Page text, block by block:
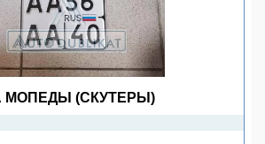
МОПЕДЫ (СКУТЕРЫ)